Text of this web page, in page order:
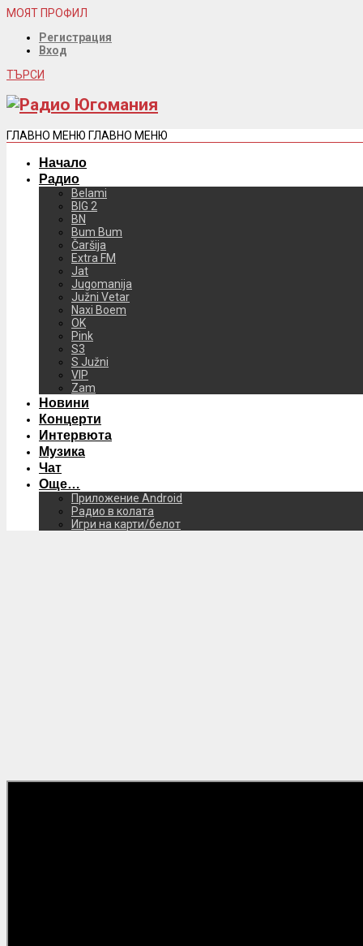
МОЯТ ПРОФИЛ
Регистрация
Вход
ТЪРСИ
ГЛАВНО МЕНЮ ГЛАВНО МЕНЮ
Начало
Радио
Belami
BIG 2
BN
Bum Bum
Čaršija
Extra FM
Jat
Jugomanija
Južni Vetar
Naxi Boem
OK
Pink
S3
S Južni
VIP
Zam
Новини
Концерти
Интервюта
Музика
Чат
Още…
Приложение Android
Радио в колата
Игри на карти/белот